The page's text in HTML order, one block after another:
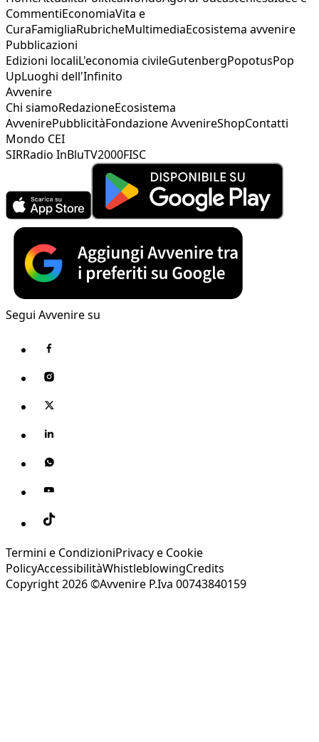
CommentiEconomiaVita e
CuraFamigliaRubricheMultimediaEcosistema avvenire
Pubblicazioni
Edizioni localiL'economia civileGutenbergPopotusPop
UpLuoghi dell'Infinito
Avvenire
Chi siamoRedazioneEcosistema
AvvenirePubblicitàFondazione AvvenireShopContatti
Mondo CEI
SIRRadio InBluTV2000FISC
Segui Avvenire su
Termini e CondizioniPrivacy e Cookie
PolicyAccessibilitàWhistleblowingCredits
Copyright 2026 ©Avvenire P.Iva 00743840159